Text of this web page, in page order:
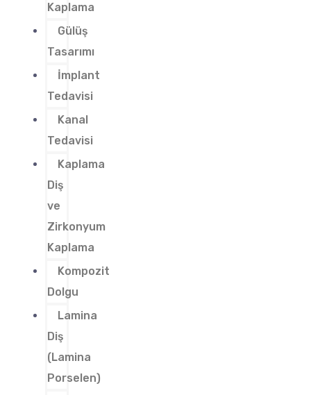
Kaplama
Gülüş
Tasarımı
İmplant
Tedavisi
Kanal
Tedavisi
Kaplama
Diş
ve
Zirkonyum
Kaplama
Kompozit
Dolgu
Lamina
Diş
(Lamina
Porselen)